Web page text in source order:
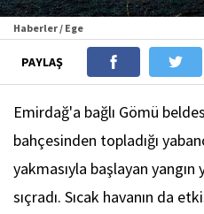
Haberler / Ege
PAYLAŞ
Emirdağ'a bağlı Gömü
bahçesinden topladığı
yakmasıyla başlayan yangın
sıçradı. Sıcak havanın da